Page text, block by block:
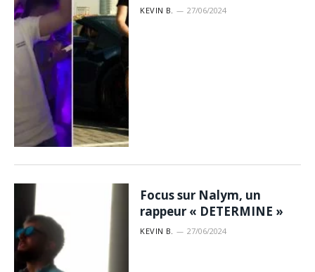
KEVIN B. 27/06/2024
Focus sur Nalym, un
rappeur « DETERMINE »
KEVIN B. 27/06/2024